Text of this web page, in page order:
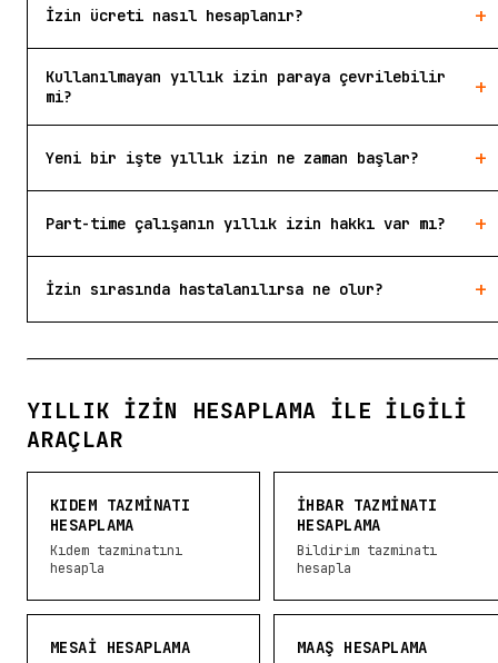
İzin ücreti nasıl hesaplanır? +
Kullanılmayan yıllık izin paraya çevrilebilir
mi?
+
Yeni bir işte yıllık izin ne zaman başlar? +
Part-time çalışanın yıllık izin hakkı var mı? +
İzin sırasında hastalanılırsa ne olur? +
YILLIK İZIN HESAPLAMA ILE İLGILI
ARAÇLAR
KIDEM TAZMINATI
HESAPLAMA
Kıdem tazminatını
hesapla
İHBAR TAZMINATI
HESAPLAMA
Bildirim tazminatı
hesapla
MESAI HESAPLAMA MAAŞ HESAPLAMA